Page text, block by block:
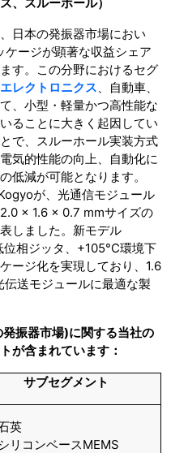
日本の発振器市場におい
ージが顕著な収益シェア
す。この分野におけるセグ
レクトロニクス 、自動車、
、小型・軽量かつ高性能な
ることに大きく起因してい
で、スルーホール実装方式
気的性能の向上、自動化に
低減が可能となります。
が、光通信モジュール
× 1.6 × 0.7 mmサイズの
しました。新モデル
位相ジッタ、+105°C環境下
ージ化を実現しており、1.6
送モジュールに最適な製
振器市場)に関する当社の
が含まれています：
サブセグメント
英
リコンベースMEMS